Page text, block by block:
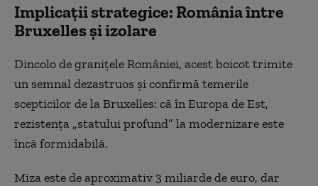
Implicații strategice: România între
Bruxelles și izolare
Dincolo de granițele României, acest boicot trimite
un semnal dezastruos și confirmă temerile
scepticilor de la Bruxelles: că în Europa de Est,
rezistența „statului profund” la modernizare este
încă formidabilă.
Miza este de aproximativ 3 miliarde de euro, dar